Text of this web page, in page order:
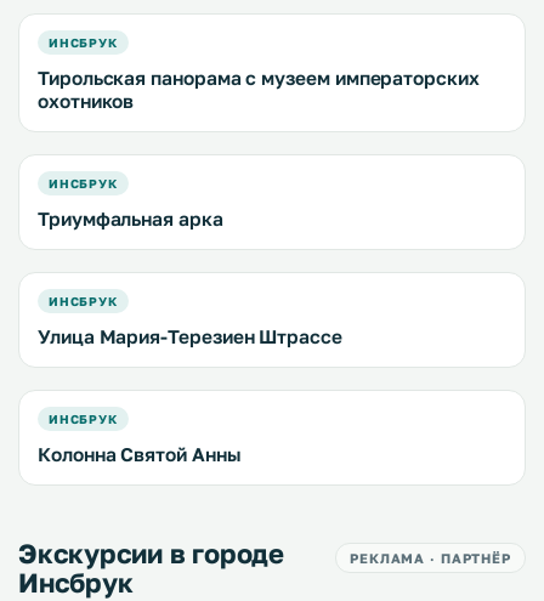
ИНСБРУК
Тирольская панорама с музеем императорских
охотников
ИНСБРУК
Триумфальная арка
ИНСБРУК
Улица Мария-Терезиен Штрассе
ИНСБРУК
Колонна Святой Анны
Экскурсии в городе
Инсбрук
РЕКЛАМА · ПАРТНЁР